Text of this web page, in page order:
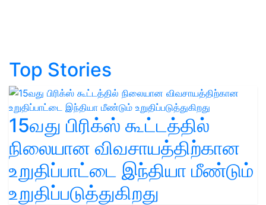
Top Stories
15வது பிரிக்ஸ் கூட்டத்தில்
நிலையான விவசாயத்திற்கான
உறுதிப்பாட்டை இந்தியா மீண்டும்
உறுதிப்படுத்துகிறது